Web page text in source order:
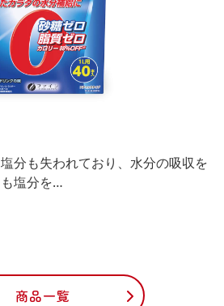
分も失われており、水分の吸収を
塩分を…
商品一覧